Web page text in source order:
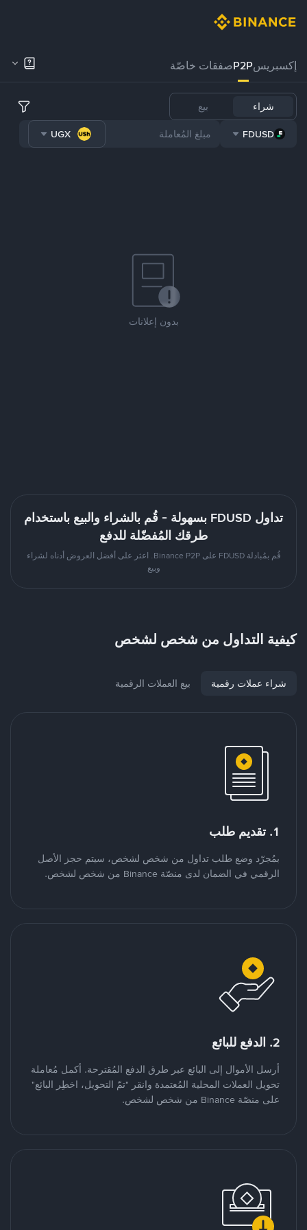
إكسبريسP2Pصفقات خاصّة
شراء بيع
FDUSD
UGX
بدون إعلانات
تداول FDUSD بسهولة - قُم بالشراء والبيع باستخدام
طرقك المُفضّلة للدفع
قُم بمُبادلة FDUSD على Binance P2P. اعثر على أفضل العروض أدناه لشراء
وبيع
كيفية التداول من شخص لشخص
شراء عملات رقمية بيع العملات الرقمية
1. تقديم طلب
بمُجرّد وضع طلب تداول من شخص لشخص، سيتم حجز الأصل
الرقمي في الضمان لدى منصّة Binance من شخص لشخص.
2. الدفع للبائع
أرسل الأموال إلى البائع عبر طرق الدفع المُقترحة. أكمل مُعاملة
تحويل العملات المحلية المُعتمدة وانقر "تمّ التحويل، اخطِر البائع"
على منصّة Binance من شخص لشخص.